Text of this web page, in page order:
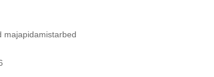
majapidamistarbed